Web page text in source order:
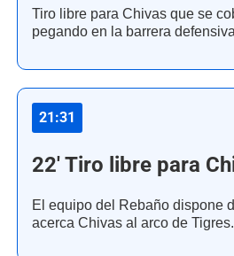
Tiro libre para Chivas que se
pegando en la barrera
21:31
22' Tiro libre para
El equipo del Rebaño dispone
acerca Chivas al arco de Tigres.